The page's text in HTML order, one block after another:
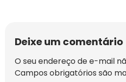
Deixe um comentário
O seu endereço de e-mail
Campos obrigatórios são